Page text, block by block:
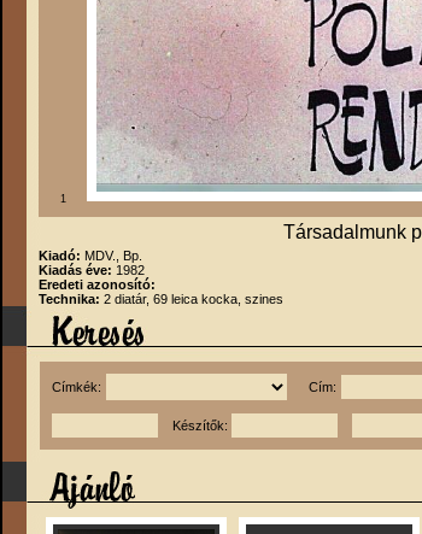
1
Társadalmunk
Kiadó: MDV., Bp.
Kiadás éve: 1982
Eredeti azonosító:
Technika: 2 diatár, 69 leica kocka, szines
Címkék: Cím:
Készítők: